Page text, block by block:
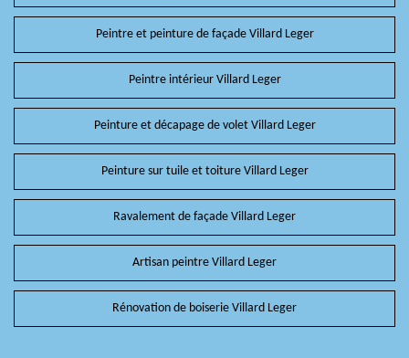
Peintre et peinture de façade Villard Leger
Peintre intérieur Villard Leger
Peinture et décapage de volet Villard Leger
Peinture sur tuile et toiture Villard Leger
Ravalement de façade Villard Leger
Artisan peintre Villard Leger
Rénovation de boiserie Villard Leger